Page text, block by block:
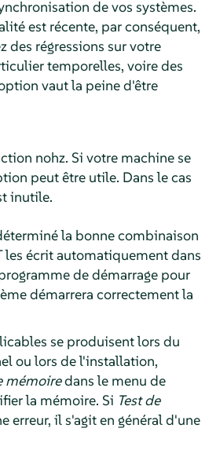
de vos systèmes.
est récente, par conséquent,
des régressions sur votre
temporelles, voire des
vaut la peine d'être
nohz. Si votre machine se
peut être utile. Dans le cas
inutile.
la bonne combinaison
les écrit automatiquement dans
de démarrage pour
démarrera correctement la
se produisent lors du
ou lors de l'installation,
mémoiredans le menu de
la mémoire. Si Test de
erreur, il s'agit en général d'une